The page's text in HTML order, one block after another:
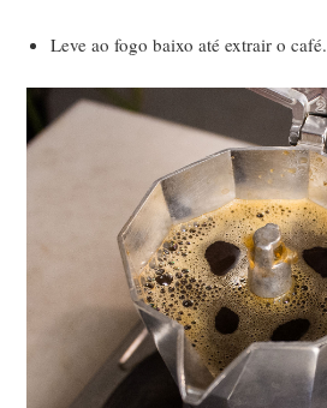
Leve ao fogo baixo até extrair o café.